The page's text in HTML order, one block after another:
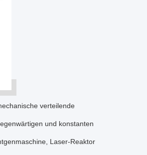
verteilende
und konstanten
Laser-Reaktor